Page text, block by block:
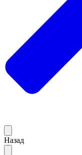
Назад